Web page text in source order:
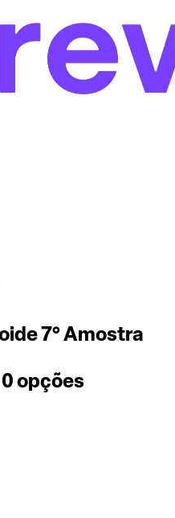
7° Amostra
0 opções